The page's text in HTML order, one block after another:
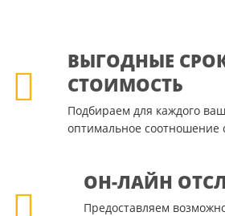
ВЫГОДНЫЕ
СТОИМОСТЬ
Подбираем для каждого
оптимальное соотношение
ОН-ЛАЙН
Предоставляем